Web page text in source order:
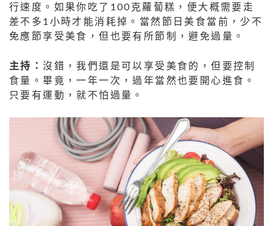
行速度。如果你吃了100克蘿蔔糕，便大概需要走
差不多1小時才能消耗掉。當然節日美食當前，少不
免應節享受美食，但也要有所節制，避免過量。
主持：沒錯，我們還是可以享受美食的，但要控制
食量。畢竟，一年一次，過年當然也要開心進食。
只要有運動，就不怕過量。